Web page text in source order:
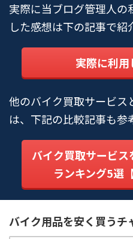
実際に当ブログ管理人の
した感想は下の記事で
実際に利
他のバイク買取サービス
は、下記の比較記事も参
バイク買取サービ
ランキング5選
バイク用品を安く買うチ